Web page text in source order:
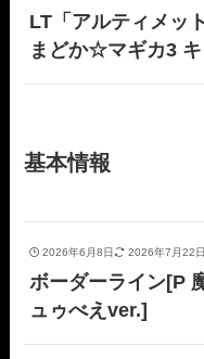
LT「アルティメッ
まどか☆マギカ3
基本情報
2026年6月8日 2026年7月22日
ボーダーライン[P
ュゥべえver.]